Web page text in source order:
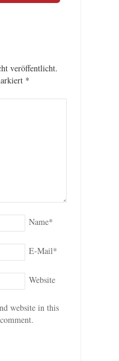
veröffentlicht.
*
Name*
E-Mail*
Website
website in this